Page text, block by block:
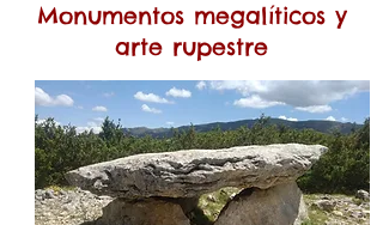
Monumentos megalíticos y
arte rupestre